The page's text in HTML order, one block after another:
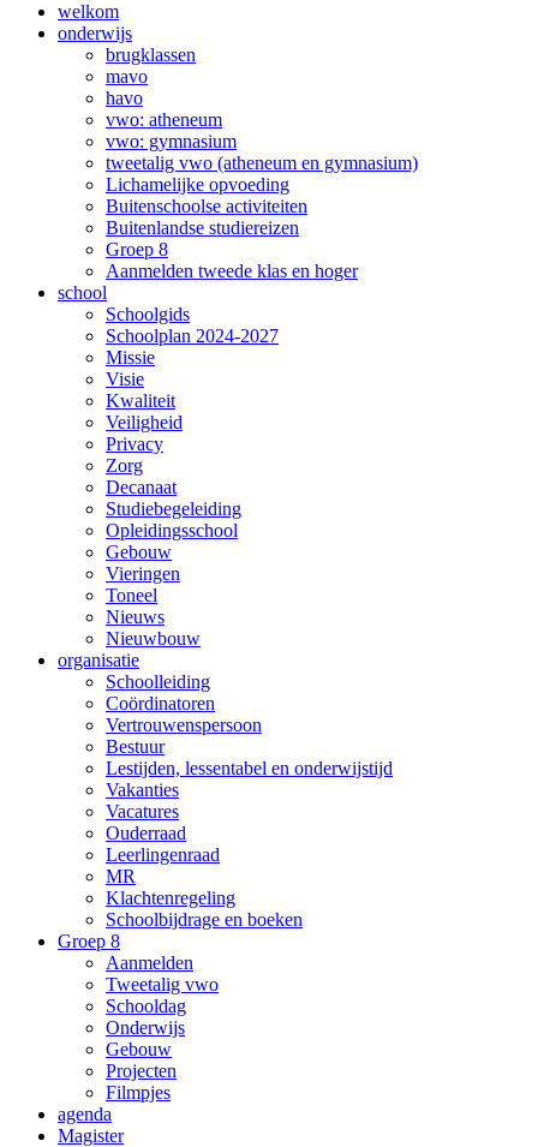
welkom
onderwijs
brugklassen
mavo
havo
vwo: atheneum
vwo: gymnasium
tweetalig vwo (atheneum en gymnasium)
Lichamelijke opvoeding
Buitenschoolse activiteiten
Buitenlandse studiereizen
Groep 8
Aanmelden tweede klas en hoger
school
Schoolgids
Schoolplan 2024-2027
Missie
Visie
Kwaliteit
Veiligheid
Privacy
Zorg
Decanaat
Studiebegeleiding
Opleidingsschool
Gebouw
Vieringen
Toneel
Nieuws
Nieuwbouw
organisatie
Schoolleiding
Coördinatoren
Vertrouwenspersoon
Bestuur
Lestijden, lessentabel en onderwijstijd
Vakanties
Vacatures
Ouderraad
Leerlingenraad
MR
Klachtenregeling
Schoolbijdrage en boeken
Groep 8
Aanmelden
Tweetalig vwo
Schooldag
Onderwijs
Gebouw
Projecten
Filmpjes
agenda
Magister